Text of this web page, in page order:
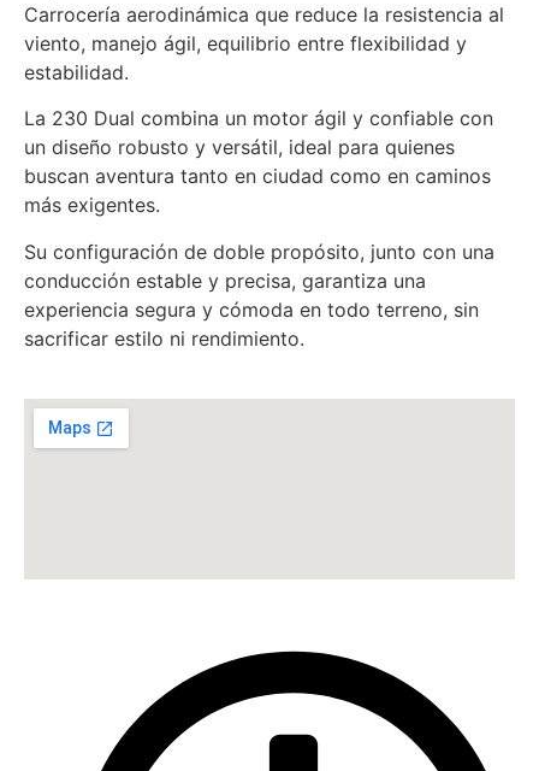
Carrocería aerodinámica que reduce la resistencia al
viento, manejo ágil, equilibrio entre flexibilidad y
estabilidad.
La 230 Dual combina un motor ágil y confiable con
un diseño robusto y versátil, ideal para quienes
buscan aventura tanto en ciudad como en caminos
más exigentes.
Su configuración de doble propósito, junto con una
conducción estable y precisa, garantiza una
experiencia segura y cómoda en todo terreno, sin
sacrificar estilo ni rendimiento.